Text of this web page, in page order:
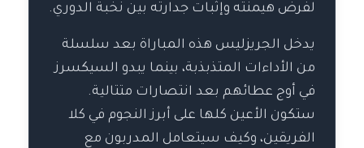
لفرض هيمنته وإثبات جدارته بين نخبة الدوري.
يدخل الجريزليس هذه المباراة بعد سلسلة
من الأداءات المتذبذبة، بينما يبدو السيكسرز
في أوج عطائهم بعد انتصارات متتالية.
ستكون الأعين كلها على أبرز النجوم في كلا
الفريقين، وكيف سيتعامل المدربون مع